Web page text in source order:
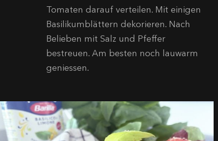
Tomaten darauf verteilen. Mit einigen
Basilikumblättern dekorieren. Nach
Belieben mit Salz und Pfeffer
bestreuen. Am besten noch lauwarm
geniessen.